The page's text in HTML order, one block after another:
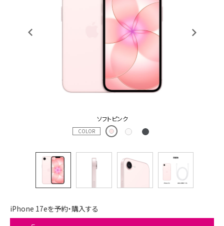
iPhone 17eを予約・購入する
COLOR
ソフトピンク